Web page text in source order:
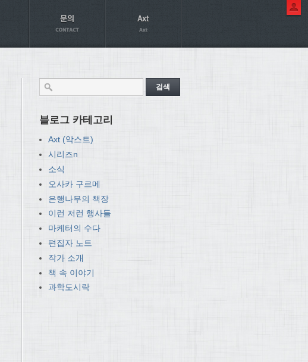
블로그 카테고리
Axt (악스트)
시리즈n
소식
오사카 구르메
은행나무의 책장
이런 저런 행사들
마케터의 수다
편집자 노트
작가 소개
책 속 이야기
과학도시락